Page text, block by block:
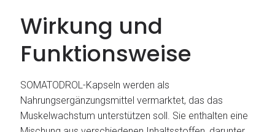
Wirkung und
Funktionsweise
SOMATODROL-Kapseln werden als
Nahrungsergänzungsmittel vermarktet, das das
Muskelwachstum unterstützen soll. Sie enthalten eine